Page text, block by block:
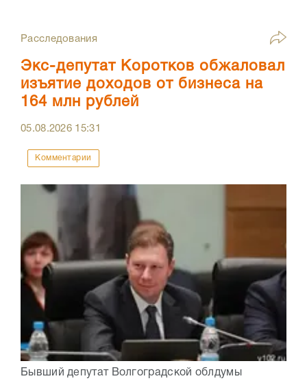
Расследования
Экс-депутат Коротков обжаловал
изъятие доходов от бизнеса на
164 млн рублей
05.08.2026 15:31
Комментарии
Бывший депутат Волгоградской облдумы